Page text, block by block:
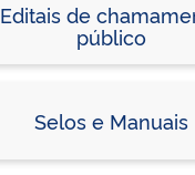
Editais de
público
Selos e Manuais